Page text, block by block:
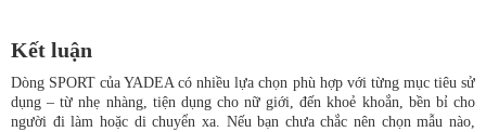
Kết luận
Dòng SPORT của YADEA có nhiều lựa chọn phù hợp với từng mục tiêu sử
dụng – từ nhẹ nhàng, tiện dụng cho nữ giới, đến khoẻ khoắn, bền bỉ cho
người đi làm hoặc di chuyển xa. Nếu bạn chưa chắc nên chọn mẫu nào,